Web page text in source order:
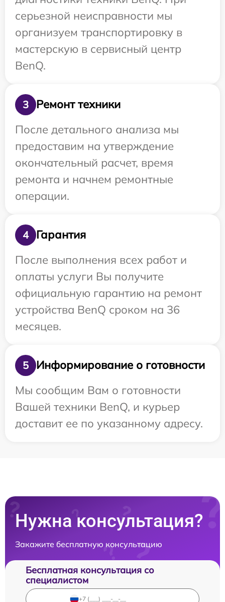
серьезной неисправности мы
организуем транспортировку в
мастерскую в сервисный центр
BenQ.
3
Ремонт техники
После детального анализа мы
предоставим на утверждение
окончательный расчет, время
ремонта и начнем ремонтные
операции.
4
Гарантия
После выполнения всех работ и
оплаты услуги Вы получите
официальную гарантию на ремонт
устройства BenQ сроком на 36
месяцев.
5
Информирование о готовности
Мы сообщим Вам о готовности
Вашей техники BenQ, и курьер
доставит ее по указанному адресу.
Нужна консультация?
Закажите бесплатную консультацию
Бесплатная консультация со
специалистом